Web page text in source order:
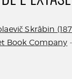
Skrâbin
Book Company